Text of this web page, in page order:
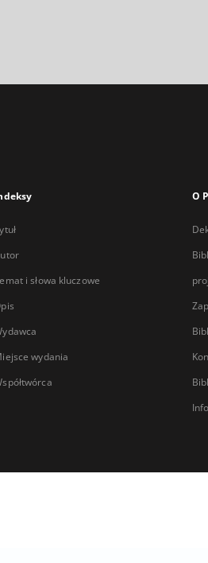
i słowa kluczowe
wydania
O